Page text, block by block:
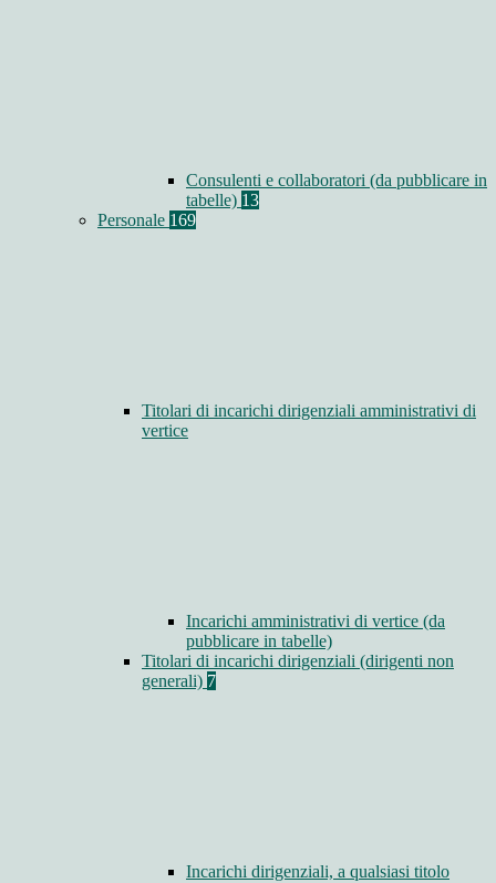
Consulenti e collaboratori (da pubblicare in
tabelle) 13
Personale 169
Titolari di incarichi dirigenziali amministrativi di
vertice
Incarichi amministrativi di vertice (da
pubblicare in tabelle)
Titolari di incarichi dirigenziali (dirigenti non
generali) 7
Incarichi dirigenziali, a qualsiasi titolo